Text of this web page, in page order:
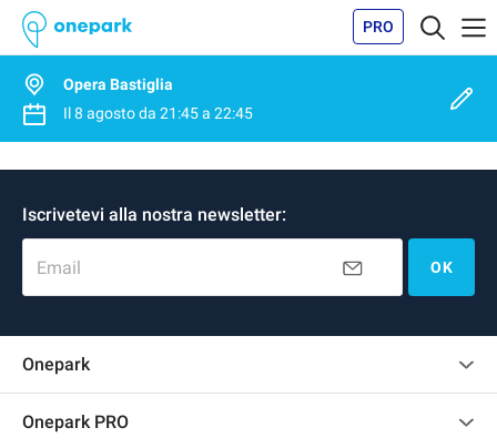
PRO
Opera Bastiglia
Il8 agostoda 21:45a 22:45
Iscrivetevi alla nostra newsletter:
Email OK
Onepark
Onepark PRO